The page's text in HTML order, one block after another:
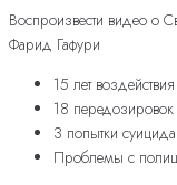
Воспроизвести видео о
Фарид Гафури
15 лет
18 передозировок
3 попытки суицида
Проблемы с